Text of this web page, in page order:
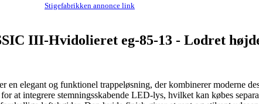
Stigefabrikken annonce link
III-Hvidolieret eg-85-13 - Lodret
elegant og funktionel trappeløsning, der kombinerer moderne
at integrere stemningsskabende LED-lys, hvilket kan købes